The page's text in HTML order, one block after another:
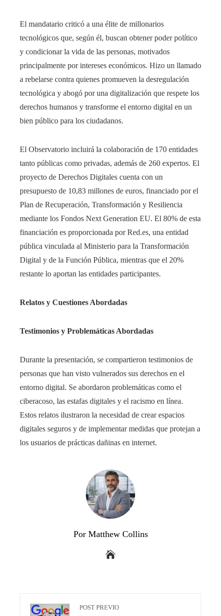
El mandatario criticó a una élite de millonarios
tecnológicos que, según él, buscan obtener poder político
y condicionar la vida de las personas, motivados
principalmente por intereses económicos. Hizo un llamado
a rebelarse contra quienes promueven la desregulación
tecnológica y abogó por una digitalización que respete los
derechos humanos y transforme el entorno digital en un
bien público para los ciudadanos.
El Observatorio incluirá la colaboración de 170 entidades
tanto públicas como privadas, además de 260 expertos. El
proyecto de Derechos Digitales cuenta con un
presupuesto de 10,83 millones de euros, financiado por el
Plan de Recuperación, Transformación y Resiliencia
mediante los Fondos Next Generation EU. El 80% de esta
financiación es proporcionada por Red.es, una entidad
pública vinculada al Ministerio para la Transformación
Digital y de la Función Pública, mientras que el 20%
restante lo aportan las entidades participantes.
Relatos y Cuestiones Abordadas
Testimonios y Problemáticas Abordadas
Durante la presentación, se compartieron testimonios de
personas que han visto vulnerados sus derechos en el
entorno digital. Se abordaron problemáticas como el
ciberacoso, las estafas digitales y el racismo en línea.
Estos relatos ilustraron la necesidad de crear espacios
digitales seguros y de implementar medidas que protejan a
los usuarios de prácticas dañinas en internet.
Por Matthew Collins
POST PREVIO